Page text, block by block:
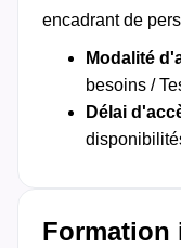
encadrant de
Modalité
besoins /
Délai
Formation